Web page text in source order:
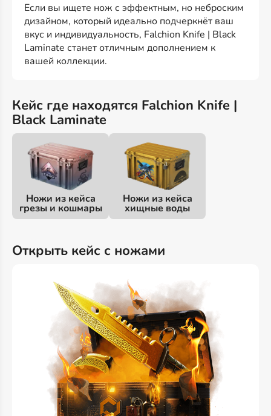
Если вы ищете нож с эффектным, но неброским
дизайном, который идеально подчеркнёт ваш
вкус и индивидуальность, Falchion Knife | Black
Laminate станет отличным дополнением к
вашей коллекции.
Кейс где находятся Falchion Knife |
Black Laminate
Ножи из кейса
грезы и кошмары
Ножи из кейса
хищные воды
Открыть кейс с ножами